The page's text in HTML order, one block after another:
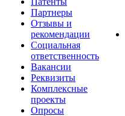
Партнеры
Отзывы и
рекомендации
Социальная
ответственность
Вакансии
Реквизиты
Комплексные
проекты
Опросы